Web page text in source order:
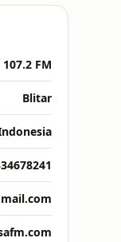
107.2 FM
Blitar